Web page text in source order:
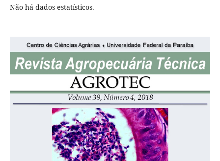
Não há dados estatísticos.